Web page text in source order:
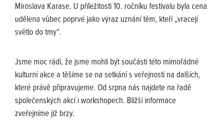
Miroslava Karase. U příležitosti 10. ročníku festivalu byla cena
udělena vůbec poprvé jako výraz uznání těm, kteří „vracejí
světlo do tmy“.
Jsme moc rádi, že jsme mohli být součástí této mimořádné
kulturní akce a těšíme se na setkání s veřejností na dalších,
které právě připravujeme. Od srpna nás najdete na řadě
společenských akcí i workshopech. Bližší informace
zveřejníme již brzy.